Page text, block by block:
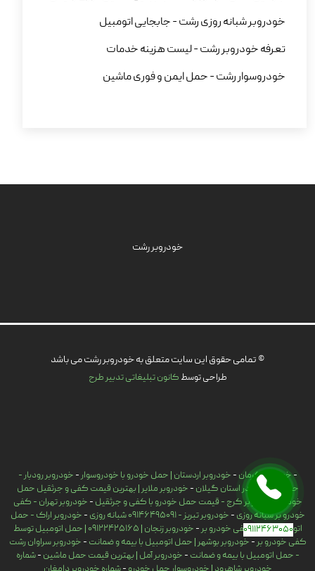
خودروبر شبانه روزی رشت - جابجایی اتومبیل
تعرفه خودروبر رشت - لیست هزینه خدمات
خودروسوار رشت - حمل ایمن و فوری ماشین
خودروبر رشت
© تمامی حقوق این سایت متعلق به خودروبر رشت می باشد
طراحی توسط کانون تبلیغاتی تدبیر طرح
09112463050
-خودروبر کرمان - خودروبر اردستان | حمل خودرو با خودروسوار- خودروبر رودبار -
حمل اتومبیل در استان گیلان - خودروبر ملایر | بهترین قیمت کفی و جرثقیل حمل
خودرو-خودروبر کرج - قیمت حمل خودرو با کفی و جرثقیل - خودروبر تهران - کفی
خودرو بر شبانه روزی - خودروبر تبریز - 09146495091 شبانه روزی - خودروبر اراک - حمل
اتومبیل توسط کفی خودرو بر -
خودروبر زنجان | 09122425165 | حمل اتومبیل توسط
کفی خودرو بر - خودروبر بوشهر | حمل اتومبیل با بیمه و ضمانت - خودروبر سراوان رشت
- حمل اتومبیل با بیمه و ضمانت - خودروبر آمل | بهترین قیمت حمل ماشین -شماره